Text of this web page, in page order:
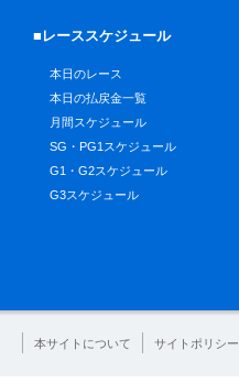
■レーススケジュール
本日のレース
本日の払戻金一覧
月間スケジュール
SG・PG1スケジュール
G1・G2スケジュール
G3スケジュール
本サイトについて サイトポリシー